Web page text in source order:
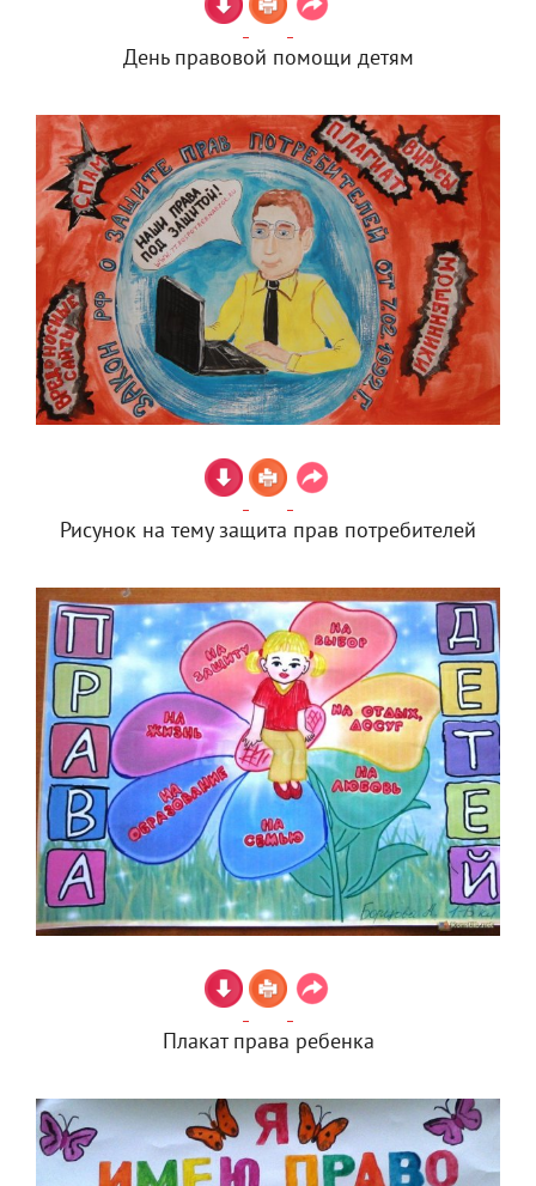
День правовой помощи детям
Рисунок на тему защита прав потребителей
Плакат права ребенка